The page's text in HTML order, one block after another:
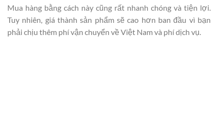
Mua hàng bằng cách này cũng rất nhanh chóng và tiện lợi.
Tuy nhiên, giá thành sản phẩm sẽ cao hơn ban đầu vì bạn
phải chịu thêm phí vận chuyển về Việt Nam và phí dịch vụ.